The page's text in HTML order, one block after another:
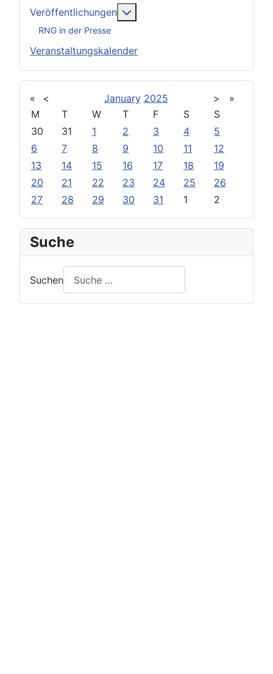
Veröffentlichungen
RNG in der Presse
Veranstaltungskalender
« < January 2025 >
»
M
T W T F S
S
30
31 1 2 3 4
5
6
7 8 9 10 11
12
13
14 15 16 17 18
19
20
21 22 23 24 25
26
27
28 29 30 31 1 2
Suche
Suchen